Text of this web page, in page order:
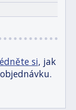
si, jak